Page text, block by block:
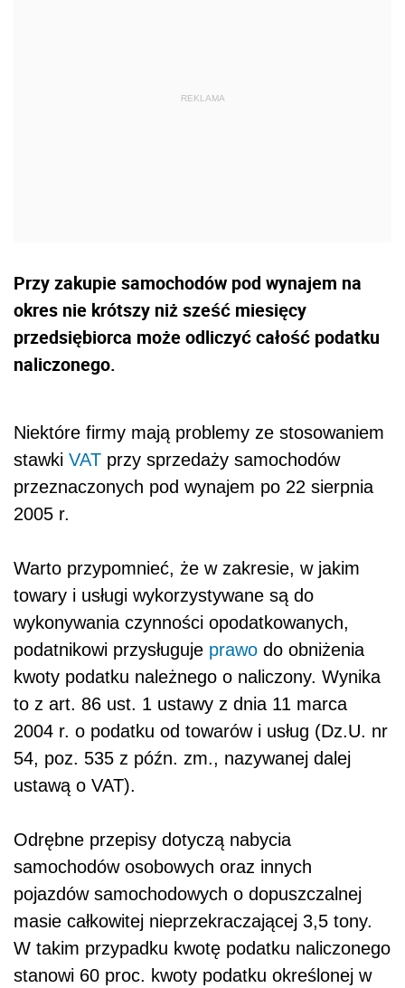
Przy zakupie samochodów pod wynajem na
okres nie krótszy niż sześć miesięcy
przedsiębiorca może odliczyć całość podatku
naliczonego.
Niektóre firmy mają problemy ze stosowaniem
stawki VAT przy sprzedaży samochodów
przeznaczonych pod wynajem po 22 sierpnia
2005 r.
Warto przypomnieć, że w zakresie, w jakim
towary i usługi wykorzystywane są do
wykonywania czynności opodatkowanych,
podatnikowi przysługuje prawo do obniżenia
kwoty podatku należnego o naliczony. Wynika
to z art. 86 ust. 1 ustawy z dnia 11 marca
2004 r. o podatku od towarów i usług (Dz.U. nr
54, poz. 535 z późn. zm., nazywanej dalej
ustawą o VAT).
Odrębne przepisy dotyczą nabycia
samochodów osobowych oraz innych
pojazdów samochodowych o dopuszczalnej
masie całkowitej nieprzekraczającej 3,5 tony.
W takim przypadku kwotę podatku naliczonego
stanowi 60 proc. kwoty podatku określonej w